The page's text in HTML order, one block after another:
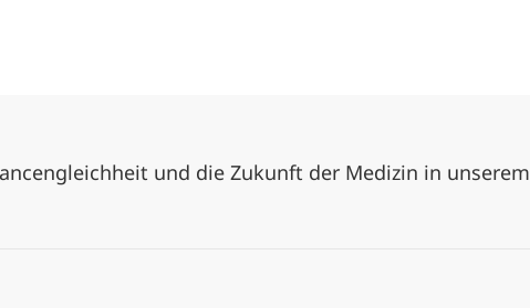
und die Zukunft der Medizin in unserem